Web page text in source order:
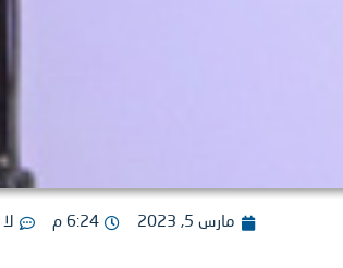
مارس 5, 2023 6:24 م